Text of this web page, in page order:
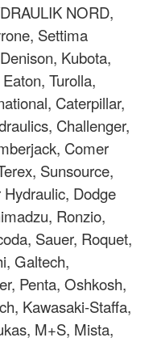
NORD,
Settima
Kubota,
Turolla,
Caterpillar,
Challenger,
Comer
Sunsource,
Dodge
Ronzio,
Sauer, Roquet,
Galtech,
Penta, Oshkosh,
Kawasaki-Staffa,
M+S, Mista,